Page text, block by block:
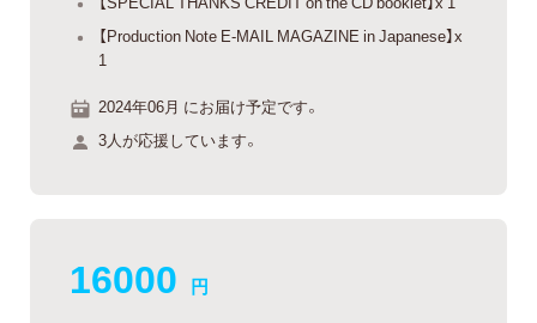
【Production Note E-MAIL MAGAZINE in Japanese】x
1
2024年06月 にお届け予定です。
3人が応援しています。
16000 円